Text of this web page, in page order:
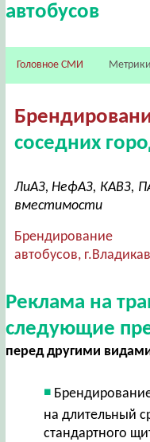
автобусов
Головное СМИ Метрики
соседних
ЛиАЗ, НефАЗ, КАВЗ,
вместимости
Брендирование
автобусов,
Реклама на
следующие
перед другими
на длительный
стандартного